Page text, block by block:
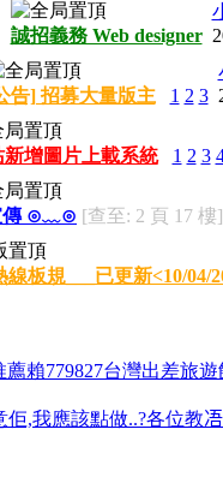
誠招義務 Web designer
告] 招募大量版主 1 2 3
新增圖片上載系統 1 2 3
傳 ⊙﹏⊙ [查至: 2 頁 17 樓]
線板規___已更新<10/04/
薦賴779827台灣出差旅
,我應該點做..?各位教